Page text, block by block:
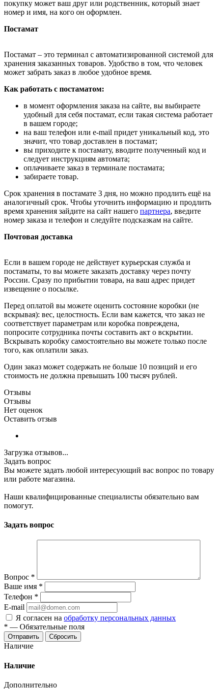
покупку может ваш друг или родственник, который знает
номер и имя, на кого он оформлен.
Постамат
Постамат – это терминал с автоматизированной системой для
хранения заказанных товаров. Удобство в том, что человек
может забрать заказ в любое удобное время.
Как работать с постаматом:
в момент оформления заказа на сайте, вы выбираете
удобный для себя постамат, если такая система работает
в вашем городе;
на ваш телефон или e-mail придет уникальный код, это
значит, что товар доставлен в постамат;
вы приходите к постамату, вводите полученный код и
следует инструкциям автомата;
оплачиваете заказ в терминале постамата;
забираете товар.
Срок хранения в постамате 3 дня, но можно продлить ещё на
аналогичный срок. Чтобы уточнить информацию и продлить
время хранения зайдите на сайт нашего партнера, введите
номер заказа и телефон и следуйте подсказкам на сайте.
Почтовая доставка
Если в вашем городе не действует курьерская служба и
постаматы, то вы можете заказать доставку через почту
России. Сразу по прибытии товара, на ваш адрес придет
извещение о посылке.
Перед оплатой вы можете оценить состояние коробки (не
вскрывая): вес, целостность. Если вам кажется, что заказ не
соответствует параметрам или коробка повреждена,
попросите сотрудника почты составить акт о вскрытии.
Вскрывать коробку самостоятельно вы можете только после
того, как оплатили заказ.
Один заказ может содержать не больше 10 позиций и его
стоимость не должна превышать 100 тысяч рублей.
Отзывы
Отзывы
Нет оценок
Оставить отзыв
Загрузка отзывов...
Задать вопрос
Вы можете задать любой интересующий вас вопрос по товару
или работе магазина.
Наши квалифицированные специалисты обязательно вам
помогут.
Задать вопрос
Вопрос *
Ваше имя *
Телефон *
E-mail
Я согласен на обработку персональных данных
* — Обязательные поля
Отправить Сбросить
Наличие
Наличие
Дополнительно